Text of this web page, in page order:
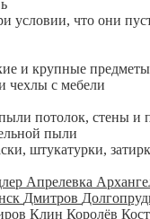
условии, что они
и крупные предметы
чехлы с мебели
потолок, стены и
пыли
штукатурки,
Апрелевка
Дмитров
Клин Королёв